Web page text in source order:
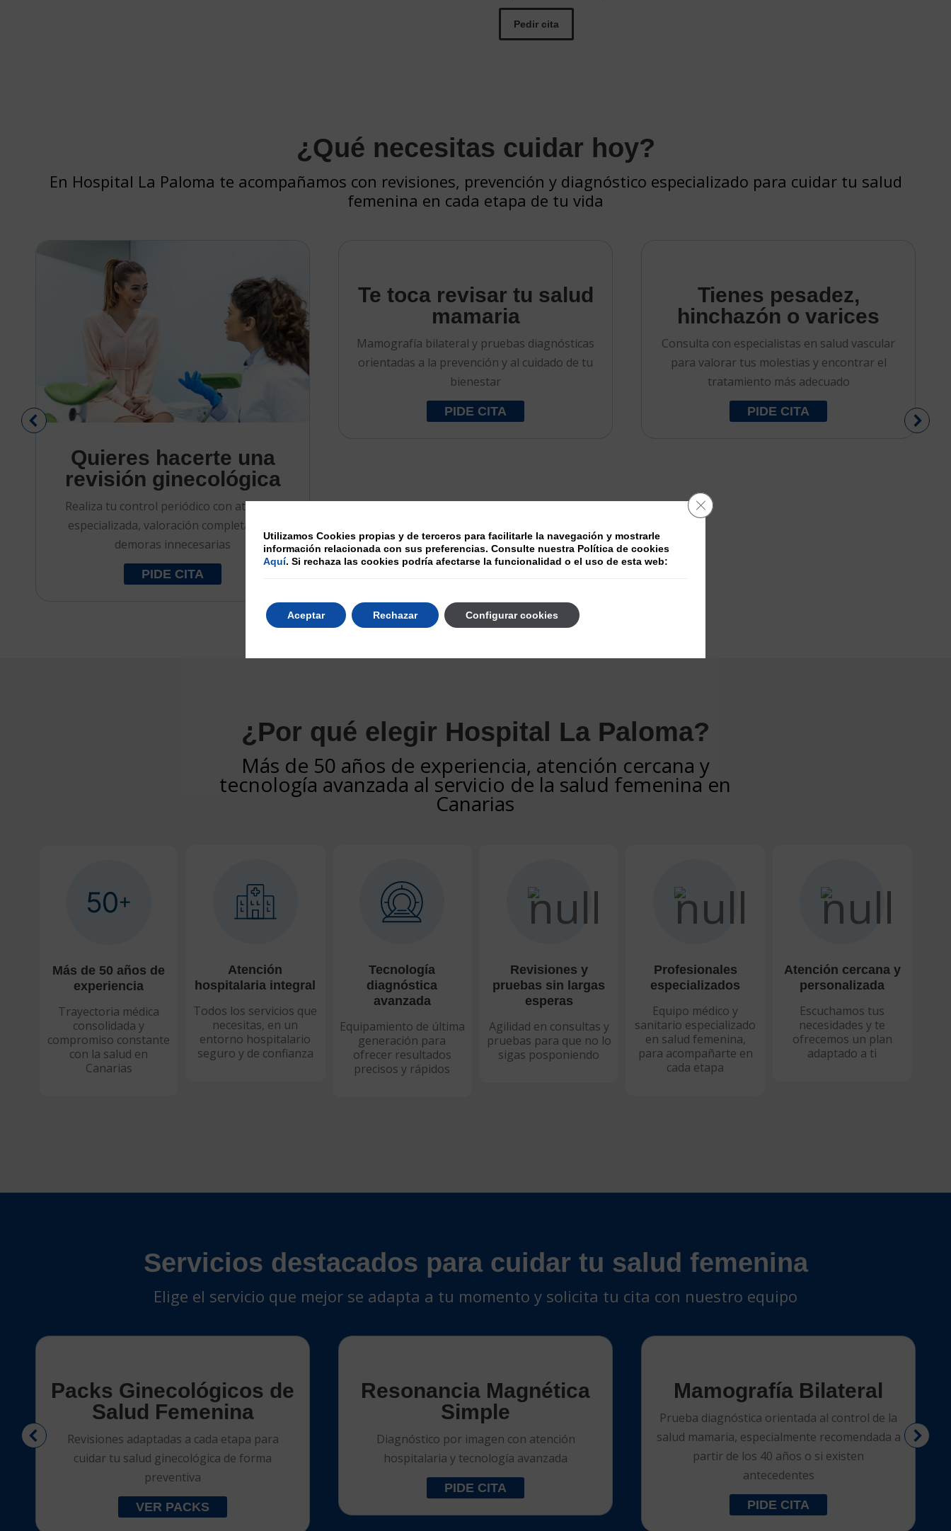
¿Qué necesitas cuidar hoy?
En Hospital La Paloma te acompañamos con revisiones, prevención y diagnóstico especializado para cuidar tu salud
femenina en cada etapa de tu vida
Quieres hacerte una
revisión ginecológica
Realiza tu control periódico con atención
especializada, valoración completa y sin
demoras innecesarias
PIDE CITA
Te toca revisar tu salud
mamaria
Mamografía bilateral y pruebas diagnósticas
orientadas a la prevención y al cuidado de tu
bienestar
PIDE CITA
Tienes pesadez,
hinchazón o varices
Consulta con especialistas en salud vascular
para valorar tus molestias y encontrar el
tratamiento más adecuado
PIDE CITA
¿Por qué elegir Hospital La Paloma?
Más de 50 años de experiencia, atención cercana y
tecnología avanzada al servicio de la salud femenina en
Canarias
Más de 50 años de
experiencia
Trayectoria médica
consolidada y
compromiso constante
con la salud en
Canarias
Atención
hospitalaria integral
Todos los servicios que
necesitas, en un
entorno hospitalario
seguro y de confianza
Tecnología
diagnóstica
avanzada
Equipamiento de última
generación para
ofrecer resultados
precisos y rápidos
Revisiones y
pruebas sin largas
esperas
Agilidad en consultas y
pruebas para que no lo
sigas posponiendo
Profesionales
especializados
Equipo médico y
sanitario especializado
en salud femenina,
para acompañarte en
cada etapa
Atención cercana y
personalizada
Escuchamos tus
necesidades y te
ofrecemos un plan
adaptado a ti
Servicios destacados para cuidar tu salud femenina
Elige el servicio que mejor se adapta a tu momento y solicita tu cita con nuestro equipo
Packs Ginecológicos de
Salud Femenina
Revisiones adaptadas a cada etapa para
cuidar tu salud ginecológica de forma
preventiva
VER PACKS
Resonancia Magnética
Simple
Diagnóstico por imagen con atención
hospitalaria y tecnología avanzada
PIDE CITA
Mamografía Bilateral
Prueba diagnóstica orientada al control de la
salud mamaria, especialmente recomendada a
partir de los 40 años o si existen
antecedentes
PIDE CITA
Utilizamos Cookies propias y de terceros para facilitarle la navegación y mostrarle
información relacionada con sus preferencias. Consulte nuestra Política de cookies
Aquí. Si rechaza las cookies podría afectarse la funcionalidad o el uso de esta web:
Cerrar el banner de cookies RGPD
Aceptar Rechazar Configurar cookies